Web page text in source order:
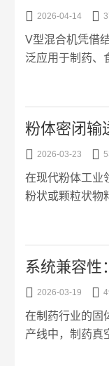
 2026-04-14 
V型混合机凭借
泛应用于制药、
 2026-03-23 
在现代粉体工业
粉状或颗粒状物
 2026-03-19 
在制药行业的固
产线中，制药真